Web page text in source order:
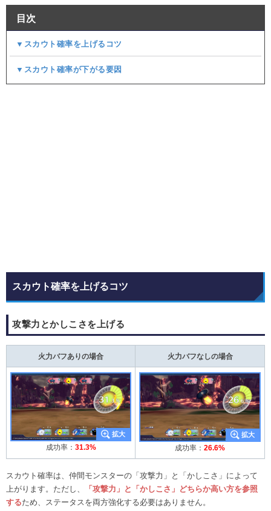
目次
▼スカウト確率を上げるコツ
▼スカウト確率が下がる要因
スカウト確率を上げるコツ
攻撃力とかしこさを上げる
火力バフありの場合 火力バフなしの場合
成功率： 31.3% 成功率： 26.6%
スカウト確率は、仲間モンスターの「攻撃力」と「かしこさ」によって
上がります。ただし、
「攻撃力」と「かしこさ」どちらか高い方を参照
するため、ステータスを両方強化する必要はありません。